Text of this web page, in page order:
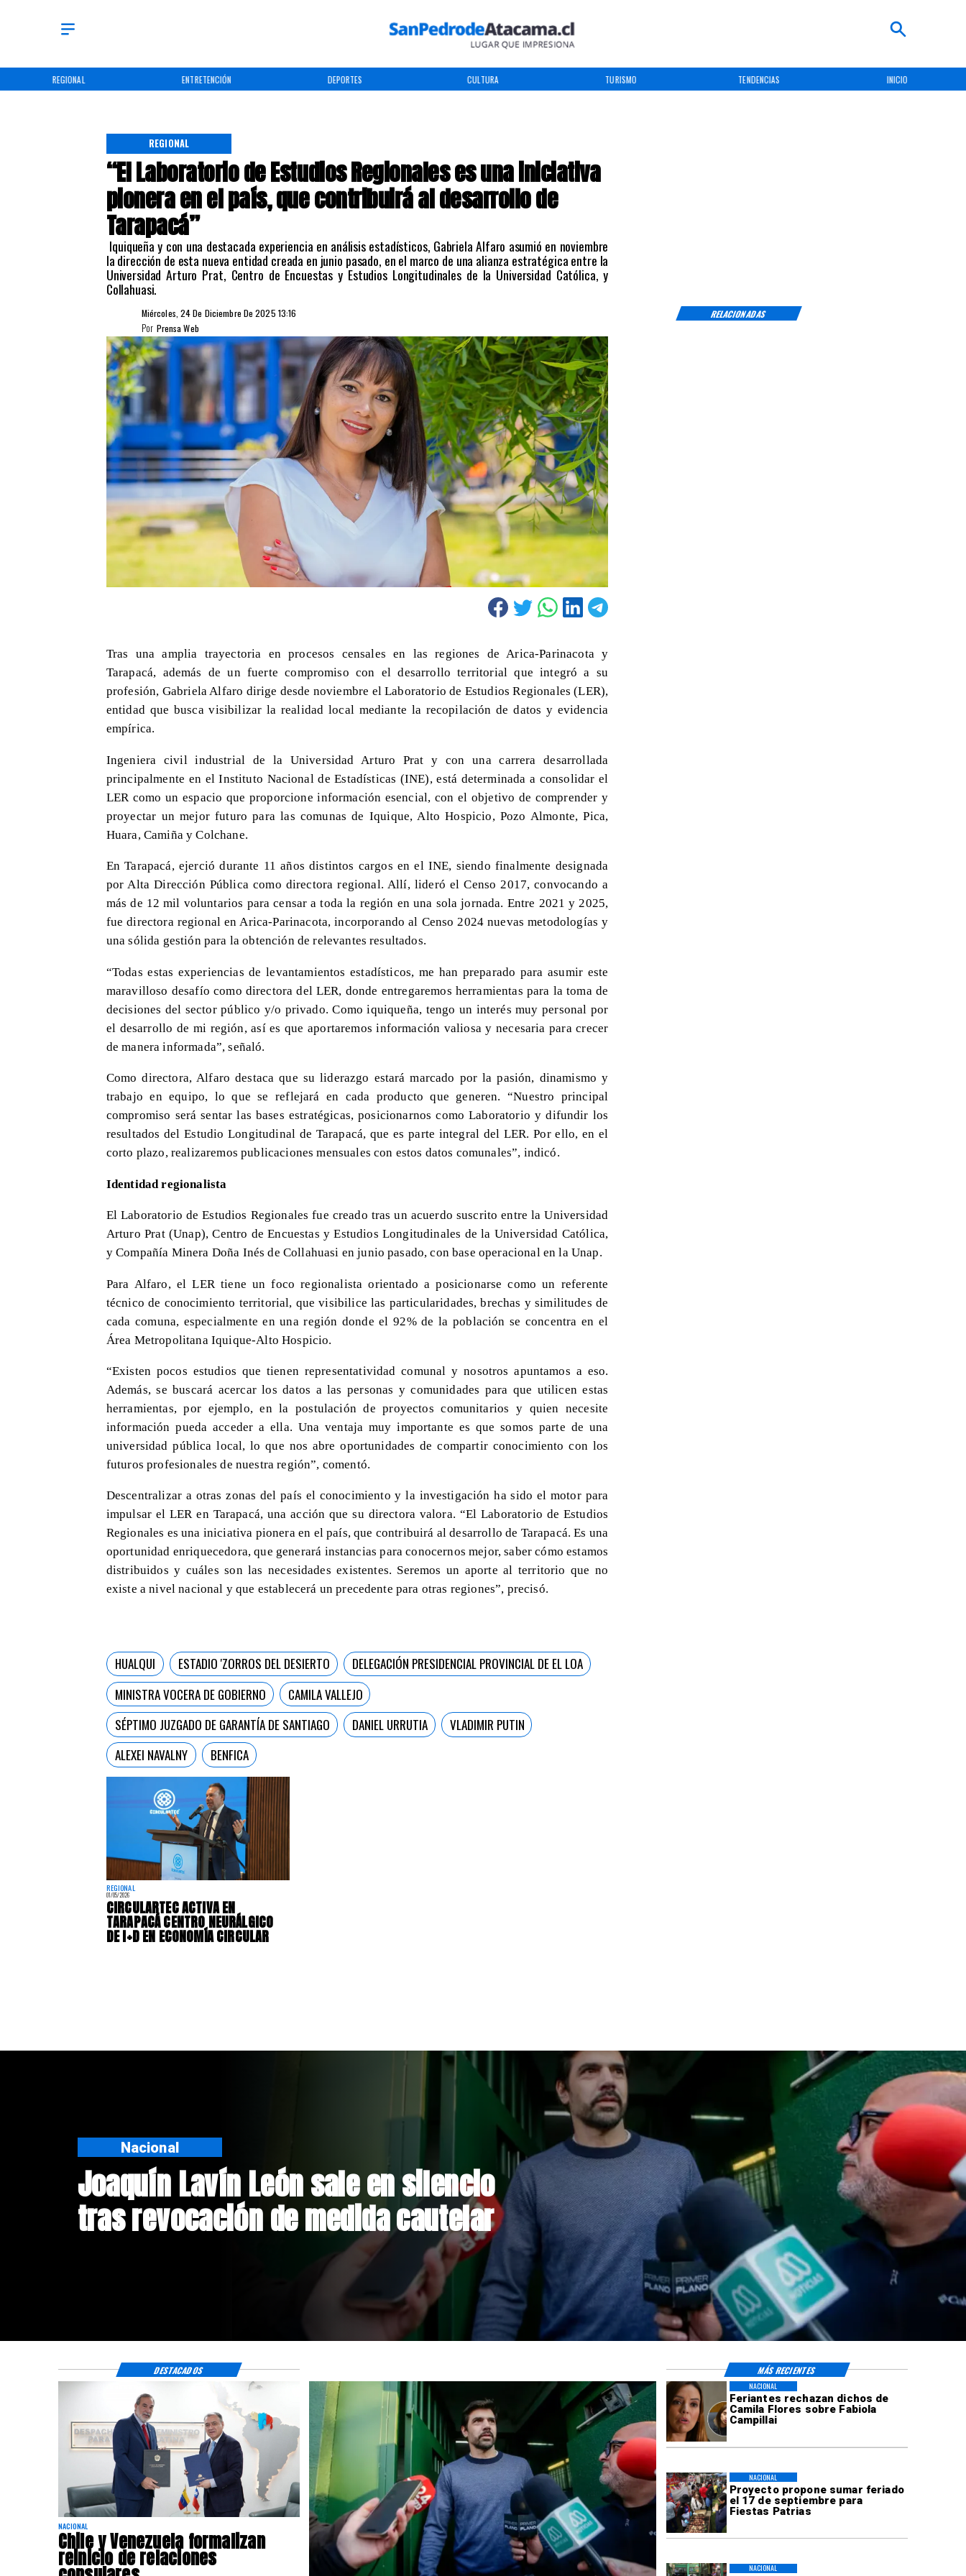
REGIONAL ENTRETENCIÓN DEPORTES CULTURA TURISMO TENDENCIAS INICIO
“El Laboratorio de Estudios Regionales es una iniciativa
pionera en el país, que contribuirá al desarrollo de
Tarapacá”
​ Iquiqueña y con una destacada experiencia en análisis estadísticos, Gabriela Alfaro asumió en noviembre
la dirección de esta nueva entidad creada en junio pasado, en el marco de una alianza estratégica entre la
Universidad Arturo Prat, Centro de Encuestas y Estudios Longitudinales de la Universidad Católica, y
Collahuasi.
REGIONAL
RELACIONADAS
Miércoles, 24 De Diciembre De 2025 13:16
Prensa Web
Por
REGIONAL
01/05/2026
​CIRCULARTEC ACTIVA EN
TARAPACÁ CENTRO NEURÁLGICO
DE I+D EN ECONOMÍA CIRCULAR
​Tras una amplia trayectoria en procesos censales en las regiones de Arica-Parinacota y
Tarapacá, además de un fuerte compromiso con el desarrollo territorial que integró a su
profesión, Gabriela Alfaro dirige desde noviembre el Laboratorio de Estudios Regionales (LER),
entidad que busca visibilizar la realidad local mediante la recopilación de datos y evidencia
empírica.
Ingeniera civil industrial de la Universidad Arturo Prat y con una carrera desarrollada
principalmente en el Instituto Nacional de Estadísticas (INE), está determinada a consolidar el
LER como un espacio que proporcione información esencial, con el objetivo de comprender y
proyectar un mejor futuro para las comunas de Iquique, Alto Hospicio, Pozo Almonte, Pica,
Huara, Camiña y Colchane.
En Tarapacá, ejerció durante 11 años distintos cargos en el INE, siendo finalmente designada
por Alta Dirección Pública como directora regional. Allí, lideró el Censo 2017, convocando a
más de 12 mil voluntarios para censar a toda la región en una sola jornada. Entre 2021 y 2025,
fue directora regional en Arica-Parinacota, incorporando al Censo 2024 nuevas metodologías y
una sólida gestión para la obtención de relevantes resultados.
“Todas estas experiencias de levantamientos estadísticos, me han preparado para asumir este
maravilloso desafío como directora del LER, donde entregaremos herramientas para la toma de
decisiones del sector público y/o privado. Como iquiqueña, tengo un interés muy personal por
el desarrollo de mi región, así es que aportaremos información valiosa y necesaria para crecer
de manera informada”, señaló.
Como directora, Alfaro destaca que su liderazgo estará marcado por la pasión, dinamismo y
trabajo en equipo, lo que se reflejará en cada producto que generen. “Nuestro principal
compromiso será sentar las bases estratégicas, posicionarnos como Laboratorio y difundir los
resultados del Estudio Longitudinal de Tarapacá, que es parte integral del LER. Por ello, en el
corto plazo, realizaremos publicaciones mensuales con estos datos comunales”, indicó.
Identidad regionalista
El Laboratorio de Estudios Regionales fue creado tras un acuerdo suscrito entre la Universidad
Arturo Prat (Unap), Centro de Encuestas y Estudios Longitudinales de la Universidad Católica,
y Compañía Minera Doña Inés de Collahuasi en junio pasado, con base operacional en la Unap.
Para Alfaro, el LER tiene un foco regionalista orientado a posicionarse como un referente
técnico de conocimiento territorial, que visibilice las particularidades, brechas y similitudes de
cada comuna, especialmente en una región donde el 92% de la población se concentra en el
Área Metropolitana Iquique-Alto Hospicio.
“Existen pocos estudios que tienen representatividad comunal y nosotros apuntamos a eso.
Además, se buscará acercar los datos a las personas y comunidades para que utilicen estas
herramientas, por ejemplo, en la postulación de proyectos comunitarios y quien necesite
información pueda acceder a ella. Una ventaja muy importante es que somos parte de una
universidad pública local, lo que nos abre oportunidades de compartir conocimiento con los
futuros profesionales de nuestra región”, comentó.
Descentralizar a otras zonas del país el conocimiento y la investigación ha sido el motor para
impulsar el LER en Tarapacá, una acción que su directora valora. “El Laboratorio de Estudios
Regionales es una iniciativa pionera en el país, que contribuirá al desarrollo de Tarapacá. Es una
oportunidad enriquecedora, que generará instancias para conocernos mejor, saber cómo estamos
distribuidos y cuáles son las necesidades existentes. Seremos un aporte al territorio que no
existe a nivel nacional y que establecerá un precedente para otras regiones”, precisó.
HUALQUI ESTADIO 'ZORROS DEL DESIERTO
DELEGACIÓN PRESIDENCIAL PROVINCIAL DE EL LOA
MINISTRA VOCERA DE GOBIERNO
CAMILA VALLEJO
SÉPTIMO JUZGADO DE GARANTÍA DE SANTIAGO
DANIEL URRUTIA
VLADIMIR PUTIN
ALEXEI NAVALNY
BENFICA
Joaquín Lavín León sale en silencio
tras revocación de medida cautelar
Nacional
Feriantes rechazan dichos de
Camila Flores sobre Fabiola
Campillai
NACIONAL
Proyecto propone sumar feriado
el 17 de septiembre para
Fiestas Patrias
NACIONAL
NACIONAL
NACIONAL
Chile y Venezuela formalizan
reinicio de relaciones
DESTACADOS MÁS RECIENTES